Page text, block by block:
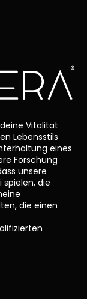
deine Vitalität
Lebensstils
eines
Forschung
unsere
die
die einen